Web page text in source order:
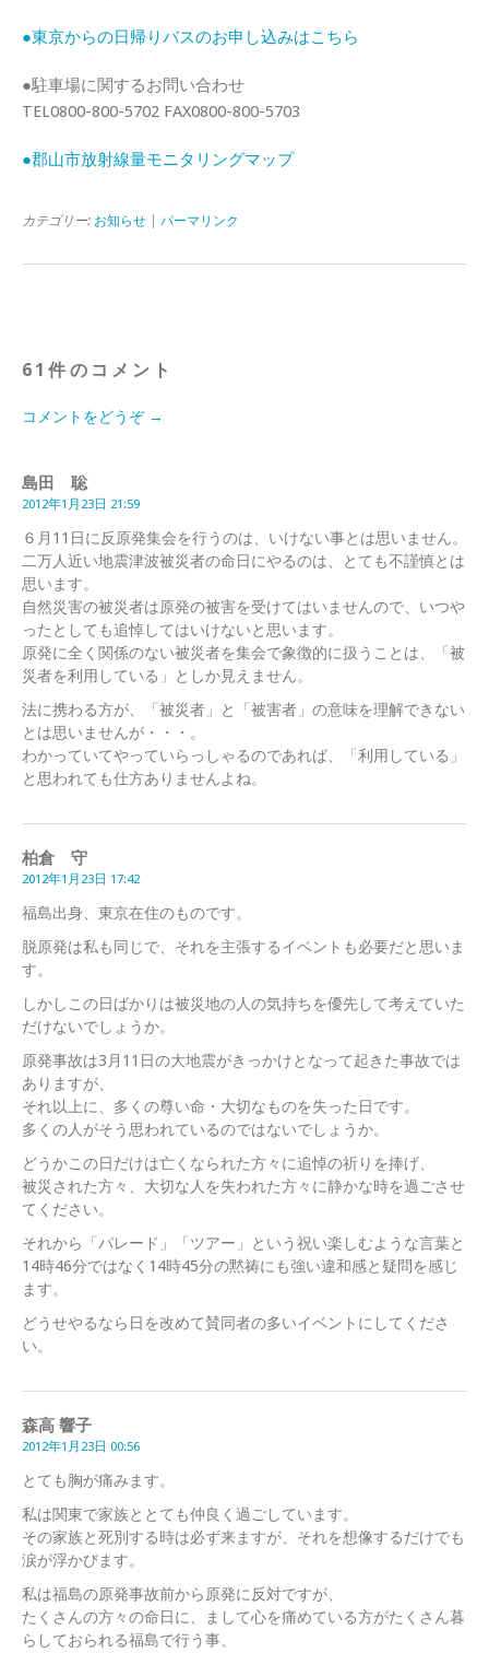
●東京からの日帰りバスのお申し込みはこちら
●駐車場に関するお問い合わせ
TEL0800-800-5702 FAX0800-800-5703
●郡山市放射線量モニタリングマップ
カテゴリー: お知らせ パーマリンク
61件のコメント
コメントをどうぞ →
島田 聡
2012年1月23日 21:59
６月11日に反原発集会を行うのは、いけない事とは思いません。
二万人近い地震津波被災者の命日にやるのは、とても不謹慎とは
思います。
自然災害の被災者は原発の被害を受けてはいませんので、いつや
ったとしても追悼してはいけないと思います。
原発に全く関係のない被災者を集会で象徴的に扱うことは、「被
災者を利用している」としか見えません。
法に携わる方が、「被災者」と「被害者」の意味を理解できない
とは思いませんが・・・。
わかっていてやっていらっしゃるのであれば、「利用している」
と思われても仕方ありませんよね。
柏倉 守
2012年1月23日 17:42
福島出身、東京在住のものです。
脱原発は私も同じで、それを主張するイベントも必要だと思いま
す。
しかしこの日ばかりは被災地の人の気持ちを優先して考えていた
だけないでしょうか。
原発事故は3月11日の大地震がきっかけとなって起きた事故では
ありますが、
それ以上に、多くの尊い命・大切なものを失った日です。
多くの人がそう思われているのではないでしょうか。
どうかこの日だけは亡くなられた方々に追悼の祈りを捧げ、
被災された方々、大切な人を失われた方々に静かな時を過ごさせ
てください。
それから「パレード」「ツアー」という祝い楽しむような言葉と
14時46分ではなく14時45分の黙祷にも強い違和感と疑問を感じ
ます。
どうせやるなら日を改めて賛同者の多いイベントにしてくださ
い。
森高 響子
2012年1月23日 00:56
とても胸が痛みます。
私は関東で家族ととても仲良く過ごしています。
その家族と死別する時は必ず来ますが、それを想像するだけでも
涙が浮かびます。
私は福島の原発事故前から原発に反対ですが、
たくさんの方々の命日に、まして心を痛めている方がたくさん暮
らしておられる福島で行う事、